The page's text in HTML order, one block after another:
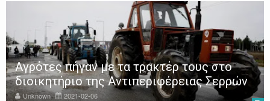
Αγρότες πήγαν με τα τρακτέρ τους στο
διοικητήριο της Αντιπεριφέρειας Σερρών
Unknown 2021-02-06